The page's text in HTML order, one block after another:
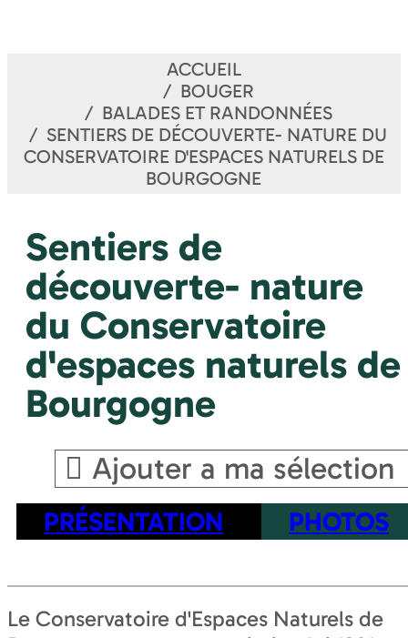
ACCUEIL
BOUGER
BALADES ET RANDONNÉES
SENTIERS DE DÉCOUVERTE- NATURE DU
CONSERVATOIRE D'ESPACES NATURELS DE
BOURGOGNE
Sentiers de
découverte- nature
du Conservatoire
d'espaces naturels de
Bourgogne
Ajouter a ma sélection
PRÉSENTATION PHOTOS
Le Conservatoire d'Espaces Naturels de